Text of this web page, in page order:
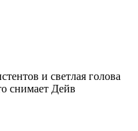
и светлая голова
снимает Дейв